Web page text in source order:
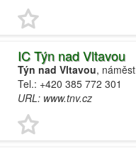
IC Týn nad Vltavou
Týn nad Vltavou,
Tel.: +420 385 772 301
URL: www.tnv.cz